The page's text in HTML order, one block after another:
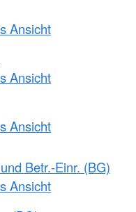
Ansicht
Ansicht
Ansicht
Betr.-Einr. (BG)
Ansicht